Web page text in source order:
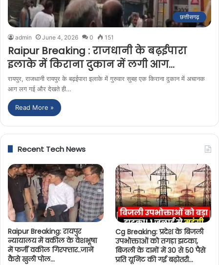
छत्तीसगढ़
admin June 4, 2026 0 151
Raipur Breaking : राजधानी के बढ़ईपारा
इलाके में किराना दुकान में लगी आग…
रायपुर, राजधानी रायपुर के बढ़ईपारा इलाके में गुरुवार सुबह एक किराना दुकान में अचानक
आग लग गई और देखते ही…
Read More »
Recent Tech News
Raipur Breaking: रायपुर
न्यायालय में वकील के वेशभूषा
में फर्जी वकील गिरफ्तार..जानें
कैसे खुली पोल…
Cg Breaking: प्रदेश के बिजली
उपभोक्ताओं को तगड़ा झटका,
बिजली के दामों में 30 से 50 पैसे
प्रति यूनिट की गई बढ़ोतरी…